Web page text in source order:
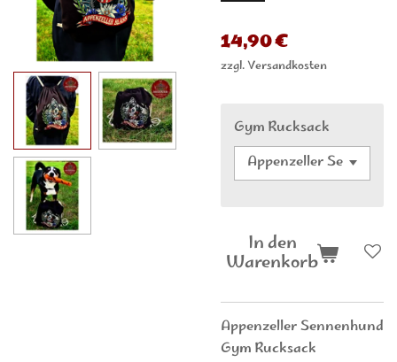
14,90 €
zzgl. Versandkosten
Gym Rucksack
In den
Warenkorb
Appenzeller Sennenhund
Gym Rucksack